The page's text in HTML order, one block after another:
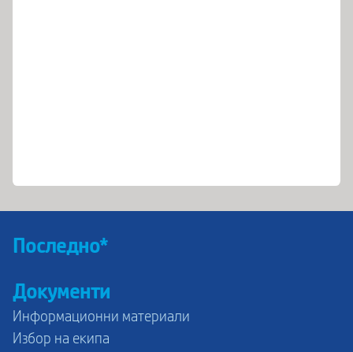
Последно*
Документи
Информационни материали
Избор на екипа